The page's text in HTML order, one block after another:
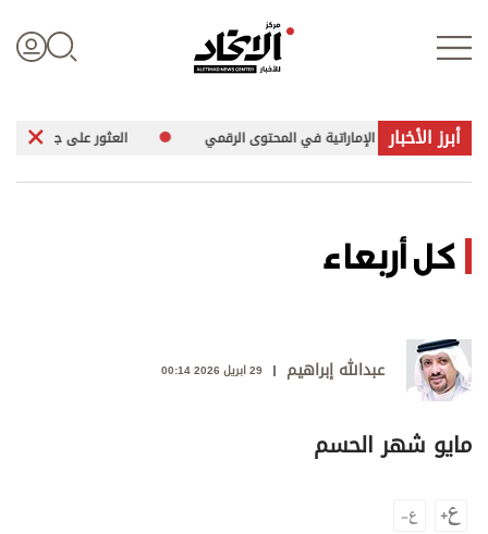
الأخبار العالمية
اقتصاد
الرياضة
أبرز الأخبار
حضور الهوية الإماراتية في المحتوى الرقمي العثور على جثمان بحار
كل أربعاء
عبدالله إبراهيم 29 ابريل 2026 00:14
مايو شهر الحسم